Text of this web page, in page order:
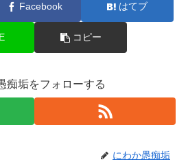
Facebook はてブ
コピー
痴垢をフォローする
にわか愚痴垢